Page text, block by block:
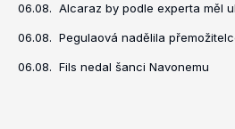
06.08. Alcaraz by podle experta měl
06.08. Pegulaová nadělila
06.08. Fils nedal šanci Navonemu